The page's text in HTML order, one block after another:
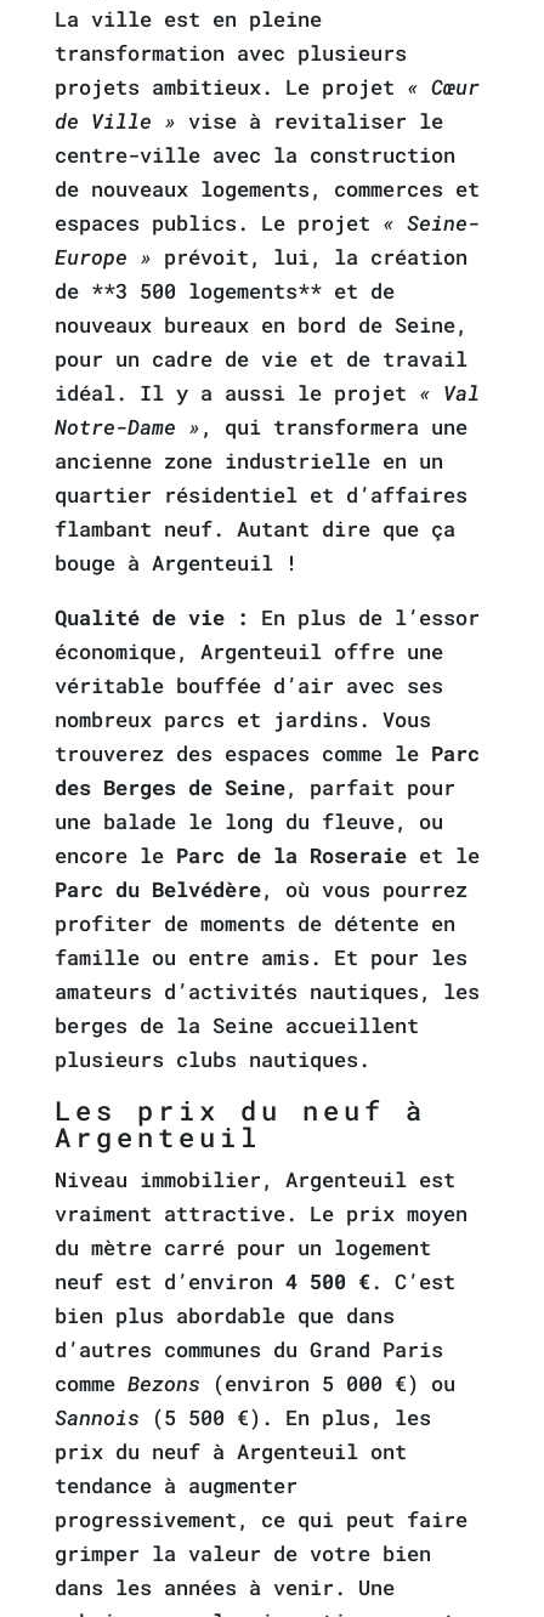
La ville est en pleine
transformation avec plusieurs
projets ambitieux. Le projet « Cœur
de Ville » vise à revitaliser le
centre-ville avec la construction
de nouveaux logements, commerces et
espaces publics. Le projet « Seine-
Europe » prévoit, lui, la création
de **3 500 logements** et de
nouveaux bureaux en bord de Seine,
pour un cadre de vie et de travail
idéal. Il y a aussi le projet « Val
Notre-Dame », qui transformera une
ancienne zone industrielle en un
quartier résidentiel et d’affaires
flambant neuf. Autant dire que ça
bouge à Argenteuil !
Qualité de vie :
En plus de l’essor
économique, Argenteuil offre une
véritable bouffée d’air avec ses
nombreux parcs et jardins. Vous
trouverez des espaces comme le Parc
des Berges de Seine, parfait pour
une balade le long du fleuve, ou
encore le Parc de la Roseraieet le
Parc du Belvédère, où vous pourrez
profiter de moments de détente en
famille ou entre amis. Et pour les
amateurs d’activités nautiques, les
berges de la Seine accueillent
plusieurs clubs nautiques.
Les prix du neuf à
Argenteuil
Niveau immobilier, Argenteuil est
vraiment attractive. Le prix moyen
du mètre carré pour un logement
neuf est d’environ 4 500 €. C’est
bien plus abordable que dans
d’autres communes du Grand Paris
comme Bezons (environ 5 000 €) ou
Sannois (5 500 €). En plus, les
prix du neuf à Argenteuil ont
tendance à augmenter
progressivement, ce qui peut faire
grimper la valeur de votre bien
dans les années à venir. Une